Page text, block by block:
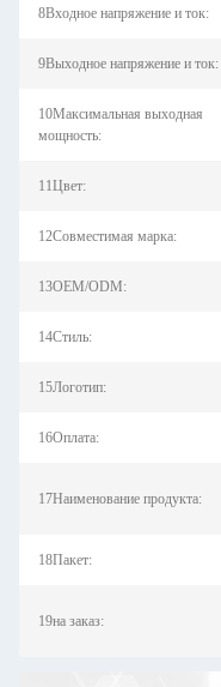
8Входное напряжение и ток:
9Выходное напряжение и ток:
10Максимальная выходная
мощность:
11Цвет:
12Совместимая марка:
13OEM/ODM:
14Стиль:
15Логотип:
16Оплата:
17Наименование продукта:
18Пакет:
19на заказ: